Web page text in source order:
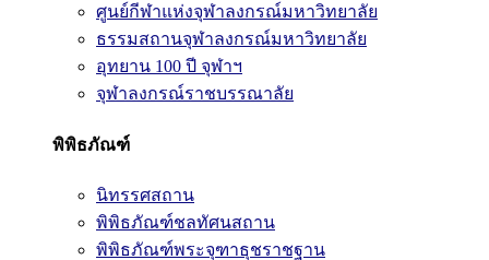
ศูนย์กีฬาแห่งจุฬาลงกรณ์มหาวิทยาลัย
ธรรมสถานจุฬาลงกรณ์มหาวิทยาลัย
อุทยาน 100 ปี จุฬาฯ
จุฬาลงกรณ์ราชบรรณาลัย
พิพิธภัณฑ์
นิทรรศสถาน
พิพิธภัณฑ์ชลทัศนสถาน
พิพิธภัณฑ์พระจุฑาธุชราชฐาน